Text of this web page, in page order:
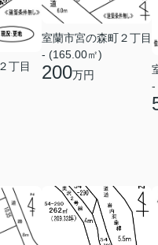
丁目
室蘭市宮の森町２丁目
- (165.00㎡)
200万円
-